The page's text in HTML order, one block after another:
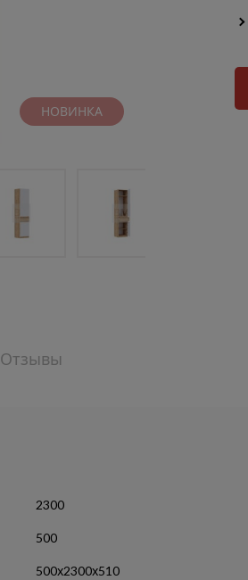
НОВИНКА
Отзывы
2300
500
500х2300х510